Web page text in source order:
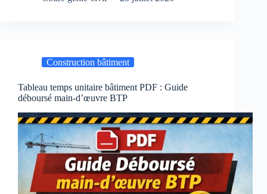
et
de
Calcul
Construction bâtiment
Tableau temps unitaire bâtiment PDF : Guide
déboursé main-d’œuvre BTP